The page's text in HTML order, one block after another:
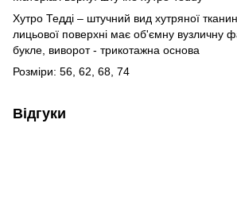
Хутро Тедді – штучний вид хутряної
лицьової поверхні має об'ємну вузличну
букле, виворот - трикотажна основа
Розміри: 56, 62, 68, 74
Відгуки